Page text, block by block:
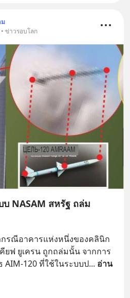
ข่าวรอบโลก
บ NASAM สหรัฐ ถล่ม
กรณีอาคารแห่งหนึ่งของคลินิก
ยฟ ยูเครน ถูกถล่มนั้น จากการ
AIM-120 ที่ใช้ในระบบป... อ่าน